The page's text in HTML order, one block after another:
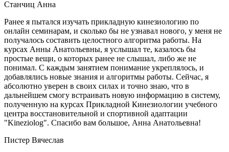
Станчиц Анна
Ранее я пытался изучать прикладную кинезиологию по
онлайн семинарам, и сколько бы не узнавал нового, у меня не
получалось составить целостного алгоритма работы. На
курсах Анны Анатольевны, я услышал те, казалось бы
простые вещи, о которых ранее не слышал, либо же не
понимал. С каждым занятием понимание укреплялось, и
добавлялись новые знания и алгоритмы работы. Сейчас, я
абсолютно уверен в своих силах и точно знаю, что в
дальнейшем смогу встраивать новую информацию в систему,
полученную на курсах Прикладной Кинезиологии учебного
центра восстановительной и спортивной адаптации
"Kineziolog". Спасибо вам большое, Анна Анатольевна!
Пистер Вячеслав